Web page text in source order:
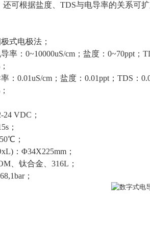
还可根据盐度、TDS与电导率的关系可
极式电极法 ；
率： 0~10000uS/cm ； 盐度：0~70ppt；
；
：0.01uS/cm ； 盐度：0.01ppt；TDS：
；
VDC；
s ；
50℃ ；
：Φ34X225mm ；
钛合金、316L ；
1bar；